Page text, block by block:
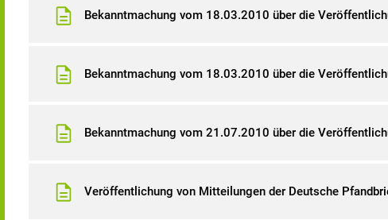
Bekanntmachung vom 18.03.2010 über die
Bekanntmachung vom 18.03.2010 über die
Bekanntmachung vom 21.07.2010 über die
Veröffentlichung von Mitteilungen der Deutsche